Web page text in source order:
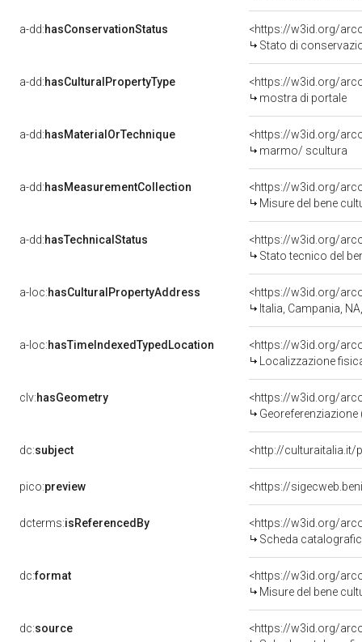
a-dd:hasConservationStatus
<https://w3id.org/
Stato di
a-dd:hasCulturalPropertyType
<https://w3id.org/
mostra di portale
a-dd:hasMaterialOrTechnique
<https://w3id.org/
marmo/ scultura
a-dd:hasMeasurementCollection
<https://w3id.org/
Misure del bene
a-dd:hasTechnicalStatus
<https://w3id.org/
Stato tecnico del
a-loc:hasCulturalPropertyAddress
<https://w3id.org/
Italia, Campania,
a-loc:hasTimeIndexedTypedLocation
<https://w3id.org/
Localizzazione
clv:hasGeometry
<https://w3id.org/
dc:subject <http://culturaitalia.it/
pico:preview <https://
dcterms:isReferencedBy
<https://w3id.org/
Scheda
dc:format
<https://w3id.org/
Misure del bene
dc:source
<https://w3id.org/